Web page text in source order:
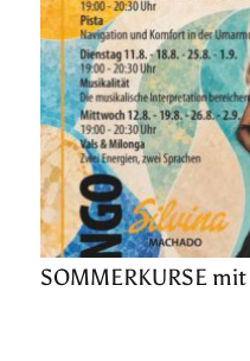
SOMMERKURSE